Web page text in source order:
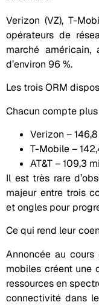
Verizon (VZ), T-
opérateurs de
marché
d’environ 96 %.
Les trois ORM
Chacun compte
Verizon –
T-Mobile –
AT&T – 109,3
Il est très rare
majeur entre trois
et ongles pour
Ce qui rend leur
Annoncée au
mobiles créent une
ressources en
connectivité dans